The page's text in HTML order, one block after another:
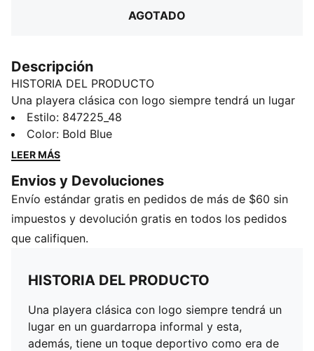
AGOTADO
Descripción
HISTORIA DEL PRODUCTO
Una playera clásica con logo siempre tendrá un lugar
en un guardarropa informal y esta, además, tiene un
toque deportivo como era de esperar. Su tejido de
algodón te mantiene cómodo durante todo el día y la
nuestro pasado atlético.
DETALLES
Cuello redondo
Con la marca PUMA en pecho
Estilo: 847225_48
Color: Bold Blue
LEER MÁS
Envios y Devoluciones
Envío estándar gratis en pedidos de más de $60 sin
impuestos y devolución gratis en todos los pedidos
que califiquen.
HISTORIA DEL PRODUCTO
Una playera clásica con logo siempre tendrá un
lugar en un guardarropa informal y esta,
además, tiene un toque deportivo como era de